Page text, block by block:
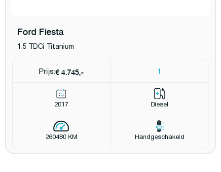
Ford Fiesta
1.5 TDCi Titanium
Prijs:€ 4.745,- 1
2017 Diesel
260480 KM Handgeschakeld